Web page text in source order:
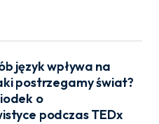
język wpływa na
postrzegamy świat?
o
podczas TEDx